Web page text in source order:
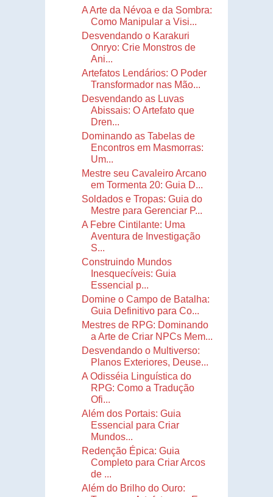
A Arte da Névoa e da Sombra:
Como Manipular a Visi...
Desvendando o Karakuri
Onryo: Crie Monstros de
Ani...
Artefatos Lendários: O Poder
Transformador nas Mão...
Desvendando as Luvas
Abissais: O Artefato que
Dren...
Dominando as Tabelas de
Encontros em Masmorras:
Um...
Mestre seu Cavaleiro Arcano
em Tormenta 20: Guia D...
Soldados e Tropas: Guia do
Mestre para Gerenciar P...
A Febre Cintilante: Uma
Aventura de Investigação
S...
Construindo Mundos
Inesquecíveis: Guia
Essencial p...
Domine o Campo de Batalha:
Guia Definitivo para Co...
Mestres de RPG: Dominando
a Arte de Criar NPCs Mem...
Desvendando o Multiverso:
Planos Exteriores, Deuse...
A Odisséia Linguística do
RPG: Como a Tradução
Ofi...
Além dos Portais: Guia
Essencial para Criar
Mundos...
Redenção Épica: Guia
Completo para Criar Arcos
de ...
Além do Brilho do Ouro: